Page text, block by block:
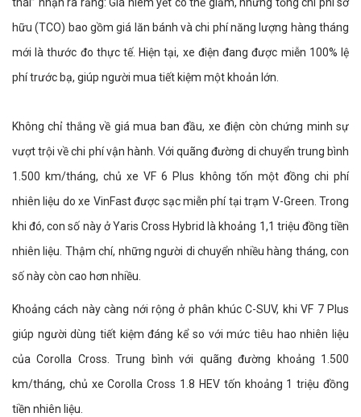
thái” nhận ra rằng: Giá niêm yết có thể giảm, nhưng tổng chi phí sở
hữu (TCO) bao gồm giá lăn bánh và chi phí năng lượng hàng tháng
mới là thước đo thực tế. Hiện tại, xe điện đang được miễn 100% lệ
phí trước bạ, giúp người mua tiết kiệm một khoản lớn.
Không chỉ thắng về giá mua ban đầu, xe điện còn chứng minh sự
vượt trội về chi phí vận hành. Với quãng đường di chuyển trung bình
1.500 km/tháng, chủ xe VF 6 Plus không tốn một đồng chi phí
nhiên liệu do xe VinFast được sạc miễn phí tại trạm V-Green. Trong
khi đó, con số này ở Yaris Cross Hybrid là khoảng 1,1 triệu đồng tiền
nhiên liệu. Thậm chí, những người di chuyển nhiều hàng tháng, con
số này còn cao hơn nhiều.
Khoảng cách này càng nới rộng ở phân khúc C-SUV, khi VF 7 Plus
giúp người dùng tiết kiệm đáng kể so với mức tiêu hao nhiên liệu
của Corolla Cross. Trung bình với quãng đường khoảng 1.500
km/tháng, chủ xe Corolla Cross 1.8 HEV tốn khoảng 1 triệu đồng
tiền nhiên liệu.